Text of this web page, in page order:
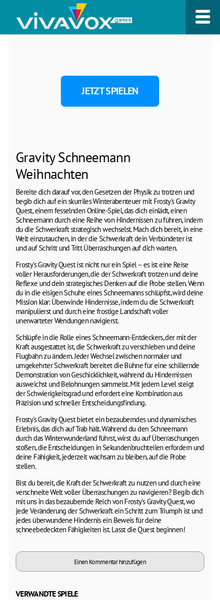
JETZT SPIELEN
Gravity Schneemann
Weihnachten
Bereite dich darauf vor, den Gesetzen der Physik zu trotzen und
begib dich auf ein skurriles Winterabenteuer mit Frosty's Gravity
Quest, einem fesselnden Online-Spiel, das dich einlädt, einen
Schneemann durch eine Reihe von Hindernissen zu führen, indem
du die Schwerkraft strategisch wechselst. Mach dich bereit, in eine
Welt einzutauchen, in der die Schwerkraft dein Verbündeter ist
und auf Schritt und Tritt Überraschungen auf dich warten.
Frosty's Gravity Quest ist nicht nur ein Spiel – es ist eine Reise
voller Herausforderungen, die der Schwerkraft trotzen und deine
Reflexe und dein strategisches Denken auf die Probe stellen. Wenn
du in die eisigen Schuhe eines Schneemanns schlüpfst, wird deine
Mission klar: Überwinde Hindernisse, indem du die Schwerkraft
manipulierst und durch eine frostige Landschaft voller
unerwarteter Wendungen navigierst.
Schlüpfe in die Rolle eines Schneemann-Entdeckers, der mit der
Kraft ausgestattet ist, die Schwerkraft zu verschieben und deine
Flugbahn zu ändern. Jeder Wechsel zwischen normaler und
umgekehrter Schwerkraft bereitet die Bühne für eine schillernde
Demonstration von Geschicklichkeit, während du Hindernissen
ausweichst und Belohnungen sammelst. Mit jedem Level steigt
der Schwierigkeitsgrad und erfordert eine Kombination aus
Präzision und schneller Entscheidungsfindung.
Frosty's Gravity Quest bietet ein bezauberndes und dynamisches
Erlebnis, das dich auf Trab hält. Während du den Schneemann
durch das Winterwunderland führst, wirst du auf Überraschungen
stoßen, die Entscheidungen in Sekundenbruchteilen erfordern und
deine Fähigkeit, jederzeit wachsam zu bleiben, auf die Probe
stellen.
Bist du bereit, die Kraft der Schwerkraft zu nutzen und durch eine
verschneite Welt voller Überraschungen zu navigieren? Begib dich
mit uns in das bezaubernde Reich von Frosty's Gravity Quest, wo
jede Veränderung der Schwerkraft ein Schritt zum Triumph ist und
jedes überwundene Hindernis ein Beweis für deine
schneebedeckten Fähigkeiten ist. Lasst die Quest beginnen!
Einen Kommentar hinzufügen
VERWANDTE SPIELE